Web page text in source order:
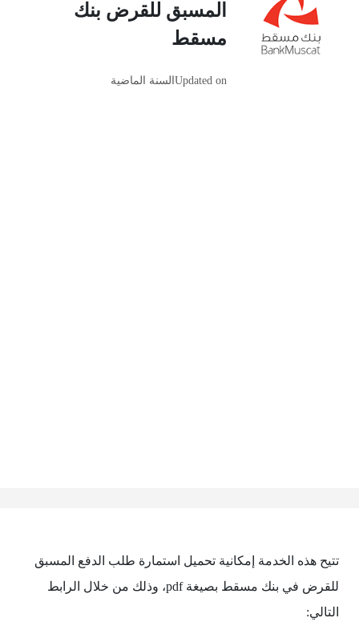
المسبق للقرض بنك
مسقط
Updated on السنة الماضية
تتيح هذه الخدمة إمكانية تحميل استمارة طلب الدفع المسبق
للقرض في بنك مسقط بصيغة pdf، وذلك من خلال الرابط
التالي: